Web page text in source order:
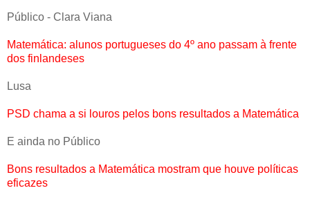
Público - Clara Viana
Matemática: alunos portugueses do 4º ano passam à frente
dos finlandeses
Lusa
PSD chama a si louros pelos bons resultados a Matemática
E ainda no Público
Bons resultados a Matemática mostram que houve políticas
eficazes